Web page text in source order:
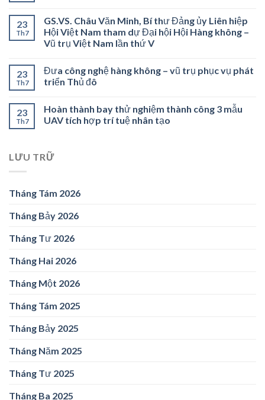
23
Th7
GS.VS. Châu Văn Minh, Bí thư Đảng ủy Liên hiệp
Hội Việt Nam tham dự Đại hội Hội Hàng không –
Vũ trụ Việt Nam lần thứ V
23
Th7
Đưa công nghệ hàng không – vũ trụ phục vụ phát
triển Thủ đô
23
Th7
Hoàn thành bay thử nghiệm thành công 3 mẫu
UAV tích hợp trí tuệ nhân tạo
LƯU TRỮ
Tháng Tám 2026
Tháng Bảy 2026
Tháng Tư 2026
Tháng Hai 2026
Tháng Một 2026
Tháng Tám 2025
Tháng Bảy 2025
Tháng Năm 2025
Tháng Tư 2025
Tháng Ba 2025